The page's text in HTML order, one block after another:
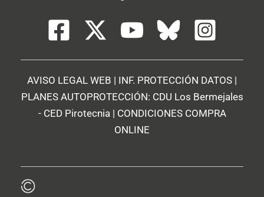
AVISO LEGAL WEB | INF. PROTECCIÓN DATOS |
PLANES AUTOPROTECCIÓN: CDU Los Bermejales
- CED Pirotecnia | CONDICIONES COMPRA
ONLINE